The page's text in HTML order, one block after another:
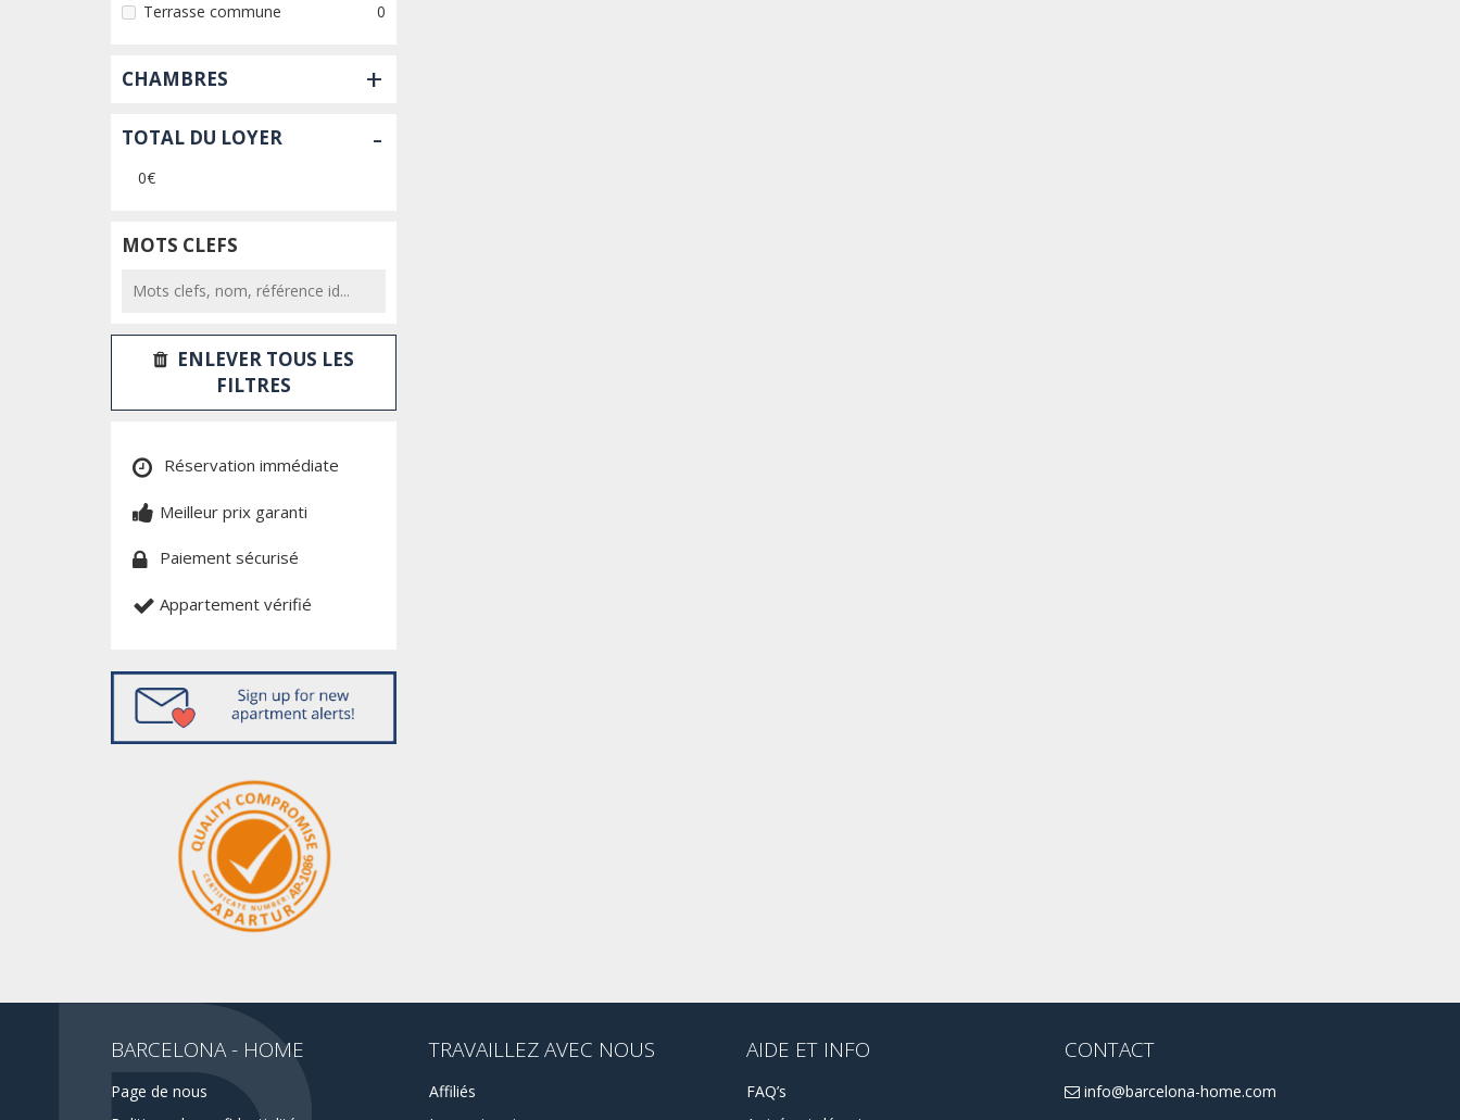
Terrasse commune
0
CHAMBRES +
TOTAL DU LOYER -
0€
MOTS CLEFS
ENLEVER TOUS LES
FILTRES
Réservation immédiate
Meilleur prix garanti
Paiement sécurisé
Appartement vérifié
BARCELONA - HOME
Page de nous
TRAVAILLEZ AVEC NOUS
Affiliés
AIDE ET INFO
FAQ’s
CONTACT
info@barcelona-home.com